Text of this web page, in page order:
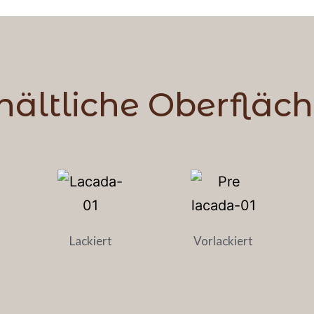
Lackiert Vorlackiert